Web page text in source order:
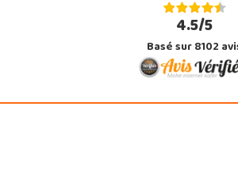
4.5/5
Basé sur 8102